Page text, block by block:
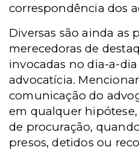
correspondência dos
Diversas são ainda as
merecedoras de
invocadas no dia-a-
advocatícia.
comunicação do
em qualquer
de procuração,
presos, detidos ou